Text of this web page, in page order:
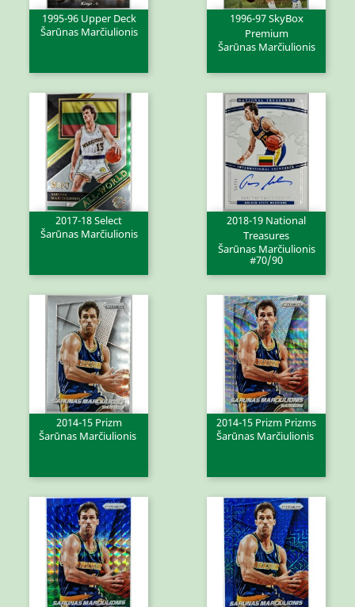
1995-96 Upper Deck
Šarūnas Marčiulionis
1996-97 SkyBox
Premium
Šarūnas Marčiulionis
2017-18 Select
Šarūnas Marčiulionis
2018-19 National
Treasures
Šarūnas Marčiulionis
#70/90
2014-15 Prizm
Šarūnas Marčiulionis
2014-15 Prizm Prizms
Šarūnas Marčiulionis